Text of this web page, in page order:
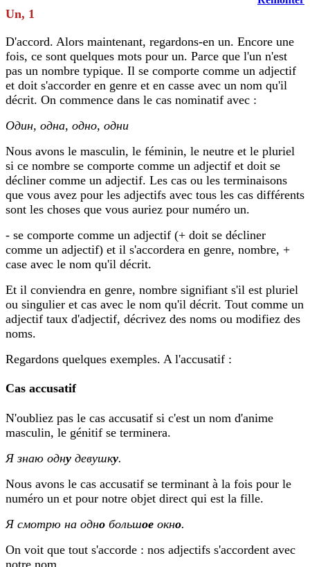
Un, 1
D'accord. Alors maintenant, regardons-en un. Encore une
fois, ce sont quelques mots pour un. Parce que l'un n'est
pas un nombre typique. Il se comporte comme un adjectif
et doit s'accorder en genre et en casse avec un nom qu'il
décrit. On commence dans le cas nominatif avec :
Один, одна, одно, одни
Nous avons le masculin, le féminin, le neutre et le pluriel
si ce nombre se comporte comme un adjectif et doit se
décliner comme un adjectif. Les cas ou les terminaisons
que vous avez pour les adjectifs avec tous les cas différents
sont les choses que vous auriez pour numéro un.
- se comporte comme un adjectif (+ doit se décliner
comme un adjectif) et il s'accordera en genre, nombre, +
case avec le nom qu'il décrit.
Et il conviendra en genre, nombre signifiant s'il est pluriel
ou singulier et cas avec le nom qu'il décrit. Tout comme un
adjectif taux d'adjectif, décrivez des noms ou modifiez des
noms.
Regardons quelques exemples. A l'accusatif :
Cas accusatif
N'oubliez pas le cas accusatif si c'est un nom d'anime
masculin, le génitif se terminera.
Я знаю одну девушку.
Nous avons le cas accusatif se terminant à la fois pour le
numéro un et pour notre objet direct qui est la fille.
Я смотрю на одно большое окно.
On voit que tout s'accorde : nos adjectifs s'accordent avec
notre nom.